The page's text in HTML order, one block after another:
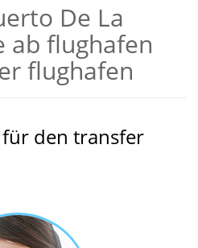
De La
ab flughafen
flughafen
den transfer